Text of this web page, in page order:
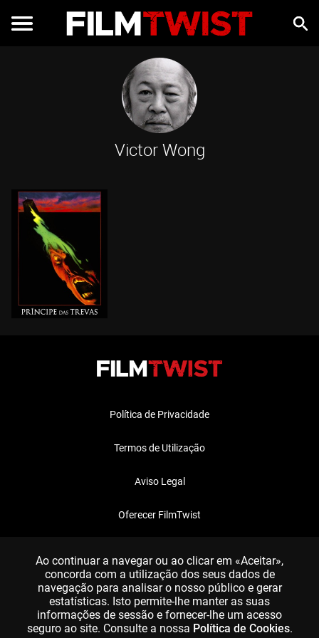
Victor Wong
Política de Privacidade
Termos de Utilização
Aviso Legal
Oferecer FilmTwist
Ao continuar a navegar ou ao clicar em «Aceitar»,
concorda com a utilização dos seus dados de
navegação para analisar o nosso público e gerar
estatísticas. Isto permite-lhe manter as suas
informações de sessão e fornecer-lhe um acesso
seguro ao site. Consulte a nossa Política de Cookies.